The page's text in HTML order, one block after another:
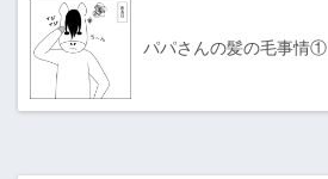
パパさんの髪の毛事情①